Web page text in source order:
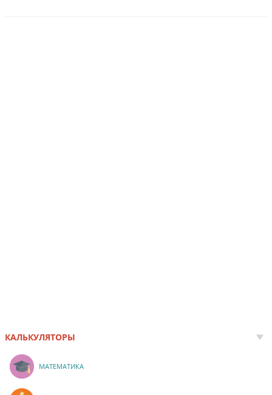
КАЛЬКУЛЯТОРЫ
МАТЕМАТИКА